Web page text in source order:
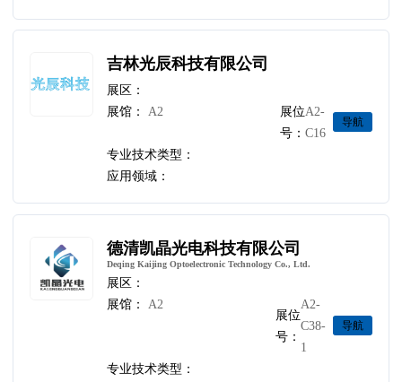
吉林光辰科技有限公司
展区：
展馆：
A2
展位
号：
A2-
C16
导航
专业技术类型：
应用领域：
德清凯晶光电科技有限公司
Deqing Kaijing Optoelectronic Technology Co., Ltd.
展区：
展馆：
A2
展位
号：
A2-
C38-
1
导航
专业技术类型：